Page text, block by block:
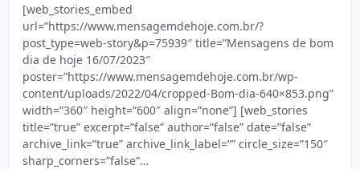
[web_stories_embed
url=”https://www.mensagemdehoje.com.br/?
post_type=web-story&p=75939″ title=”Mensagens de bom
dia de hoje 16/07/2023″
poster=”https://www.mensagemdehoje.com.br/wp-
content/uploads/2022/04/cropped-Bom-dia-640×853.png”
width=”360″ height=”600″ align=”none”] [web_stories
title=”true” excerpt=”false” author=”false” date=”false”
archive_link=”true” archive_link_label=”” circle_size=”150″
sharp_corners=”false”…